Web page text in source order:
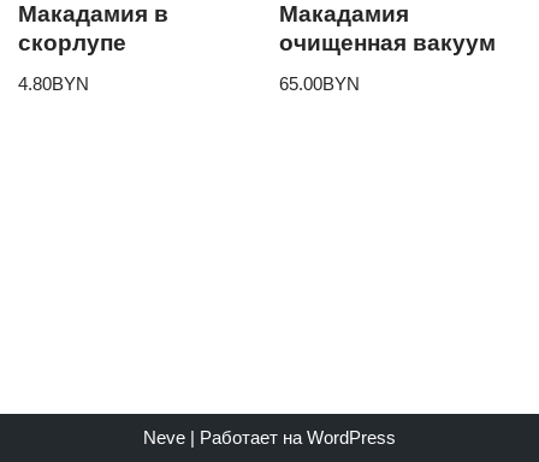
Макадамия в
скорлупе
4.80BYN
Макадамия
очищенная вакуум
65.00BYN
Neve | Работает на WordPress